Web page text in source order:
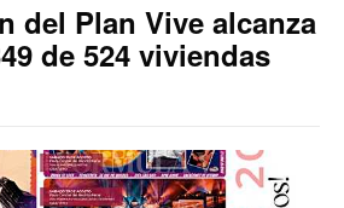
del Plan Vive alcanza
de 524 viviendas